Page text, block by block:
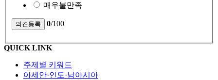
매우불만족
0/100
QUICK LINK
주제별 키워드
아세안·인도·남아시아